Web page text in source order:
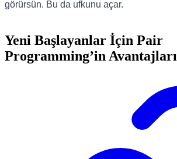
görürsün. Bu da ufkunu açar.
Yeni Başlayanlar İçin Pair
Programming’in Avantajları